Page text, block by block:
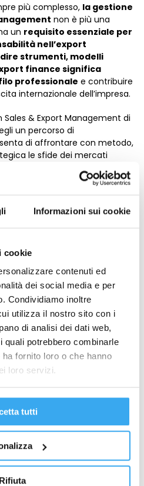
Informazioni sui cookie
cookie
contenuti ed
dei social media e per
Condividiamo inoltre
utilizza il nostro sito con i
di analisi dei dati web,
quali potrebbero combinarle
fornito loro o che hanno
loro servizi.
tutti
Rifiuta
più complesso, la gestione
non è più una
un requisito essenziale per
nell’export
strumenti, modelli
finance significa
professionale e contribuire
internazionale dell’impresa.
Sales & Export Management di
un percorso di
di affrontare con metodo,
le sfide dei mercati
anche